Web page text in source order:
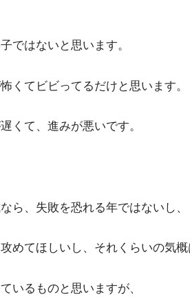
ではないと思います。
くてビビってるだけと思います。
くて、進みが悪いです。
ら、失敗を恐れる年ではないし、
めてほしいし、それくらいの気
いるものと思いますが、